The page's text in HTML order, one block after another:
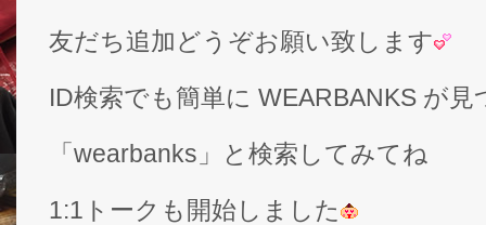
友だち追加どうぞお願い致します
ID検索でも簡単に WEARBANKS が
「wearbanks」と検索してみてね
1:1トークも開始しました